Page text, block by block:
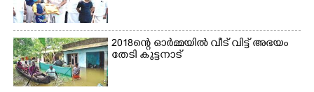
2018ന്റെ ഓർമ്മയിൽ വീട് വിട്ട് അഭയം
തേടി കുട്ടനാട്